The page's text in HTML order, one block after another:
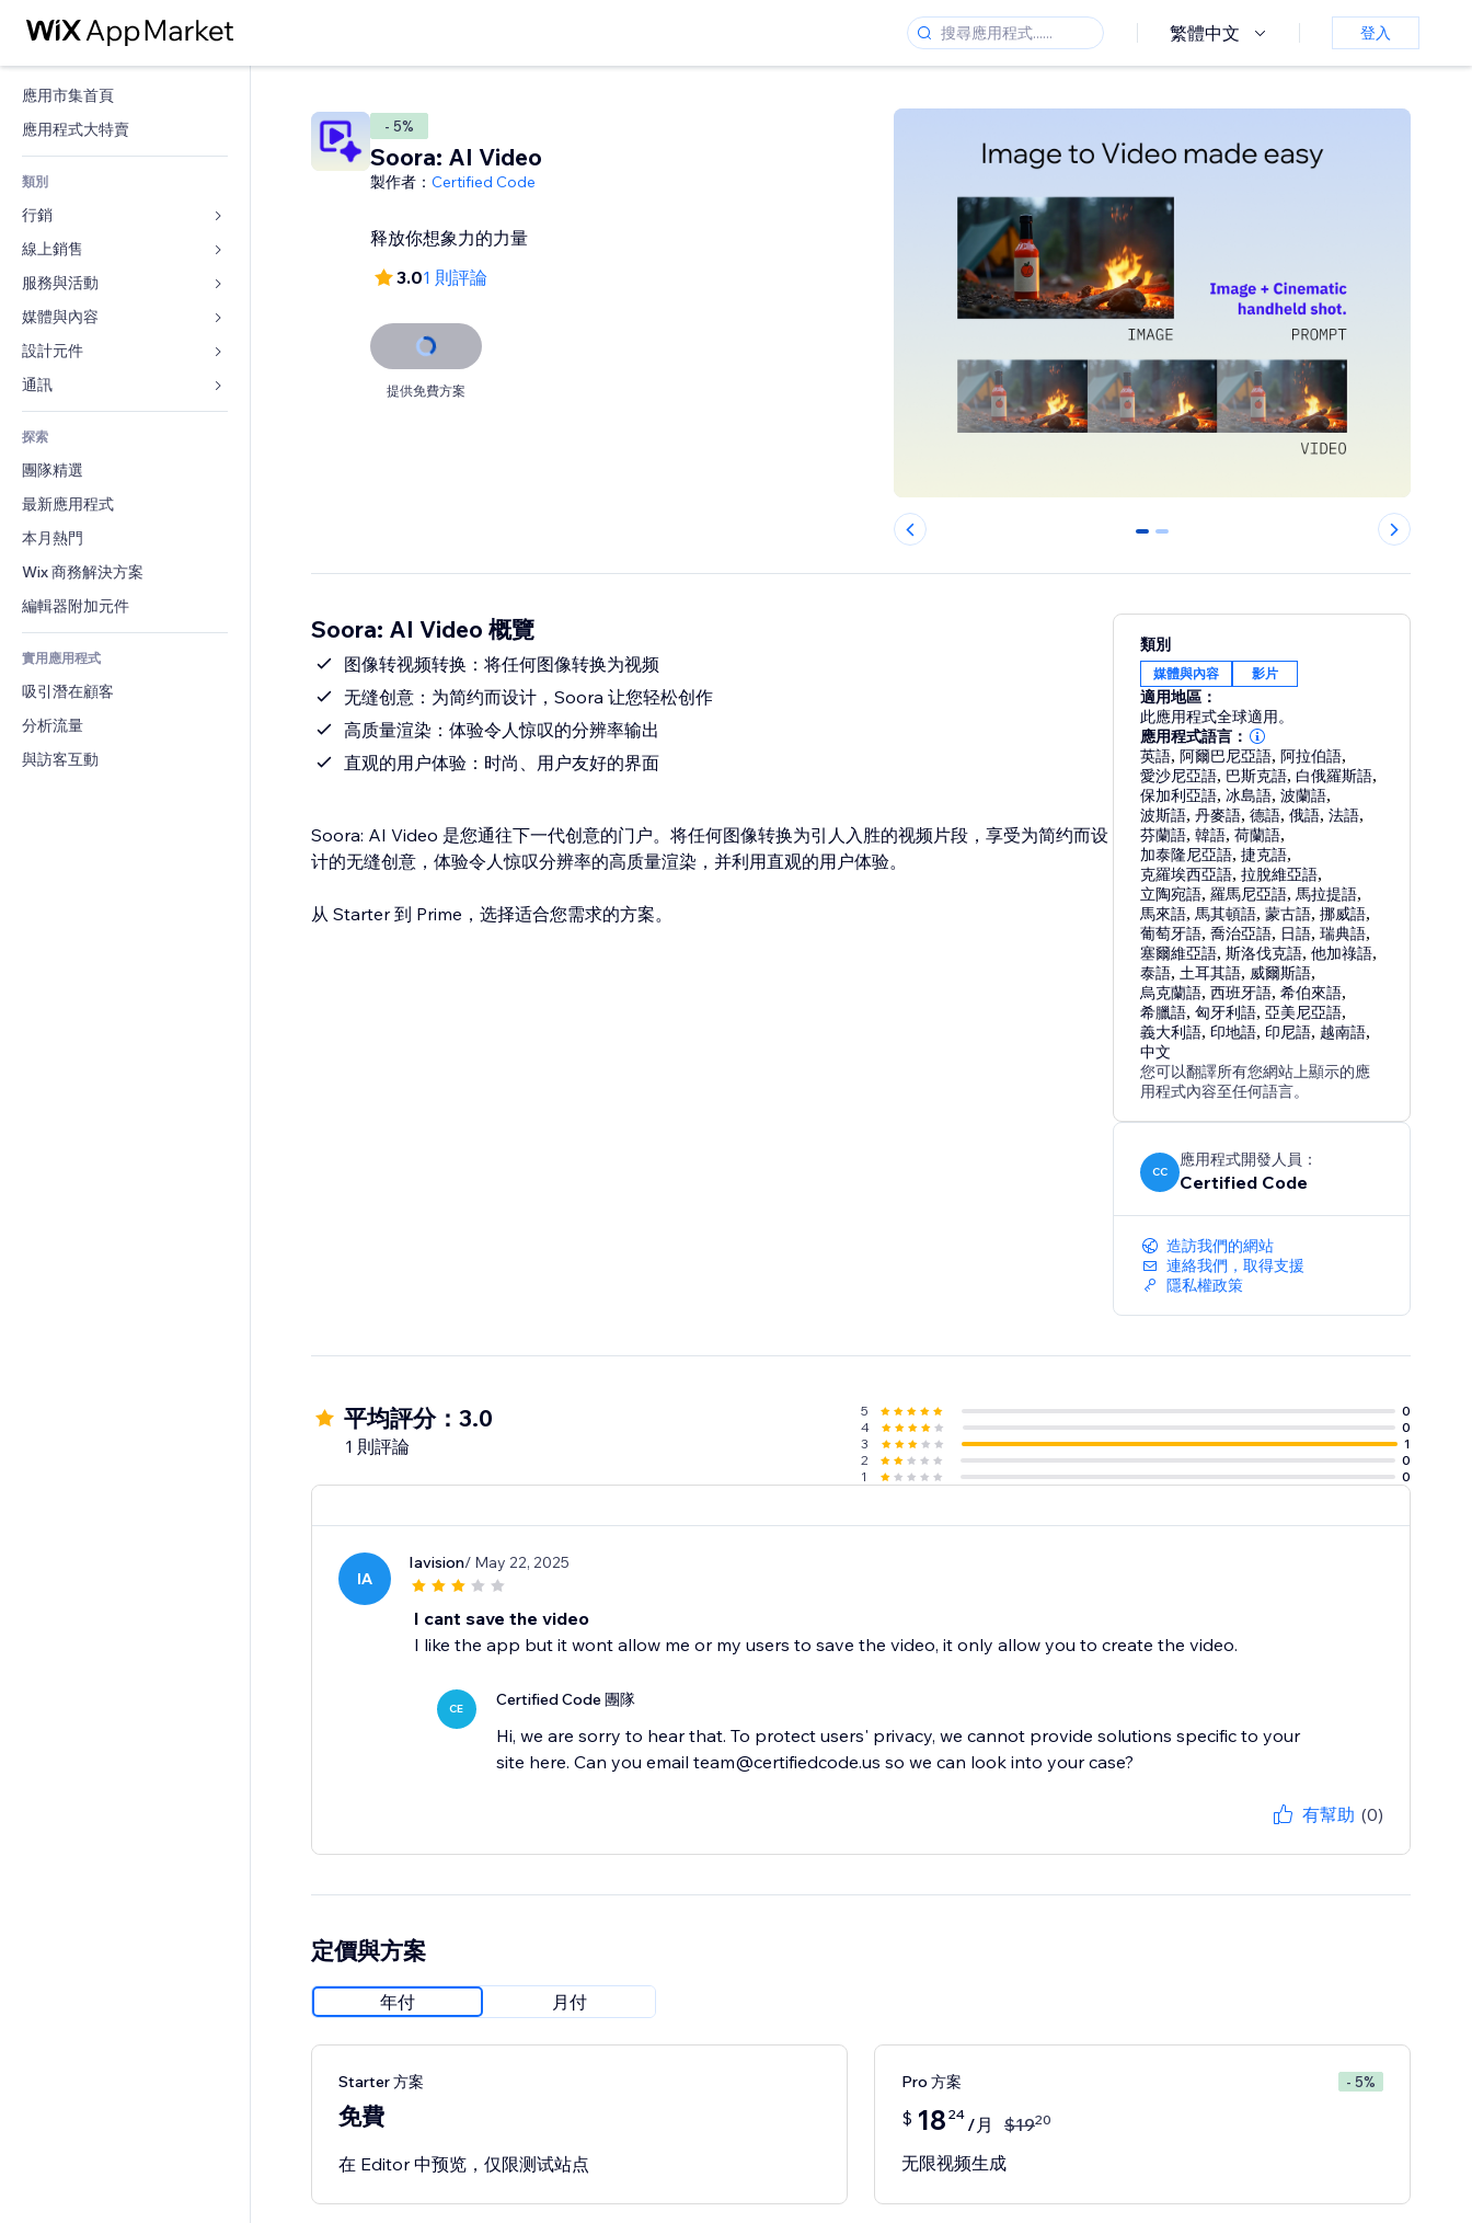
繁體中文 登入
應用市集首頁
應用程式大特賣
類別
行銷
廣告
行動裝置
分析
社交
發佈網站
電子郵件
轉換率
線上銷售
商店應用程式
出貨與送貨
付款按鈕
網路課程
會計
優惠券與酬賓計劃
倉儲解決方案
廠商直送
食品及飲料
服務與活動
旅館
活動
餐廳
不動產
預訂
媒體與內容
圖庫
音樂
Podcast
相片
影片
PDF
檔案分享
新聞
內容服務
設計元件
地圖與導航
隱私與安全性
時鐘
網頁範本
圖片效果
按鈕與選單
橫幅與徽章
計算機
搜尋
天氣
圖表與表格
表單
部落格
投票
聊天
留言
電話
社群
評價與推薦
CRM
探索
團隊精選
最新應用程式
本月熱門
Wix 商務解決方案
編輯器附加元件
實用應用程式
吸引潛在顧客
分析流量
與訪客互動
- 5%
Soora: AI Video
製作者： Certified Code
释放你想象力的力量
3.01 則評論
提供免費方案
0 1
Soora: AI Video 概覽
图像转视频转换：将任何图像转换为视频
无缝创意：为简约而设计，Soora 让您轻松创作
高质量渲染：体验令人惊叹的分辨率输出
直观的用户体验：时尚、用户友好的界面
Soora: AI Video 是您通往下一代创意的门户。将任何图像转换为引人入胜的视频片段，享受为简约而设
计的无缝创意，体验令人惊叹分辨率的高质量渲染，并利用直观的用户体验。
从 Starter 到 Prime，选择适合您需求的方案。
類別
媒體與內容 影片
適用地區：
此應用程式全球適用。
應用程式語言：
英語,阿爾巴尼亞語,阿拉伯語,
愛沙尼亞語, 巴斯克語, 白俄羅斯語,
保加利亞語, 冰島語,波蘭語,
波斯語,丹麥語,德語,俄語,法語,
芬蘭語,韓語,荷蘭語,
加泰隆尼亞語,捷克語,
克羅埃西亞語,拉脫維亞語,
立陶宛語,羅馬尼亞語, 馬拉提語,
馬來語, 馬其頓語,蒙古語,挪威語,
葡萄牙語,喬治亞語, 日語,瑞典語,
塞爾維亞語,斯洛伐克語,他加祿語,
泰語, 土耳其語, 威爾斯語,
烏克蘭語,西班牙語,希伯來語,
希臘語,匈牙利語,亞美尼亞語,
義大利語, 印地語, 印尼語, 越南語,
中文
您可以翻譯所有您網站上顯示的應
用程式內容至任何語言。
CC
應用程式開發人員：
Certified Code
造訪我們的網站
連絡我們，取得支援
隱私權政策
平均評分：3.0
1 則評論
5
0
4
0
3
1
2
0
1
0
IA
Iavision/ May 22, 2025
I cant save the video
I like the app but it wont allow me or my users to save the video, it only allow you to create the video.
CE Certified Code 團隊
Hi, we are sorry to hear that. To protect users' privacy, we cannot provide solutions specific to your
site here. Can you email team@certifiedcode.us so we can look into your case?
有幫助 (0)
定價與方案
年付 月付
Starter 方案
免費
在 Editor 中预览，仅限测试站点
Pro 方案 - 5%
$ 18 24 /月 $1920
无限视频生成